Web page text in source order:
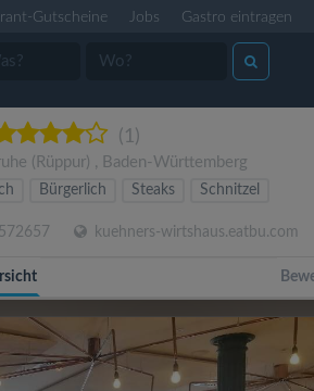
Gutscheine Jobs Gastro eintragen
(1)
(Rüppur) , Baden-Württemberg
Bürgerlich Steaks Schnitzel
kuehners-wirtshaus.eatbu.com